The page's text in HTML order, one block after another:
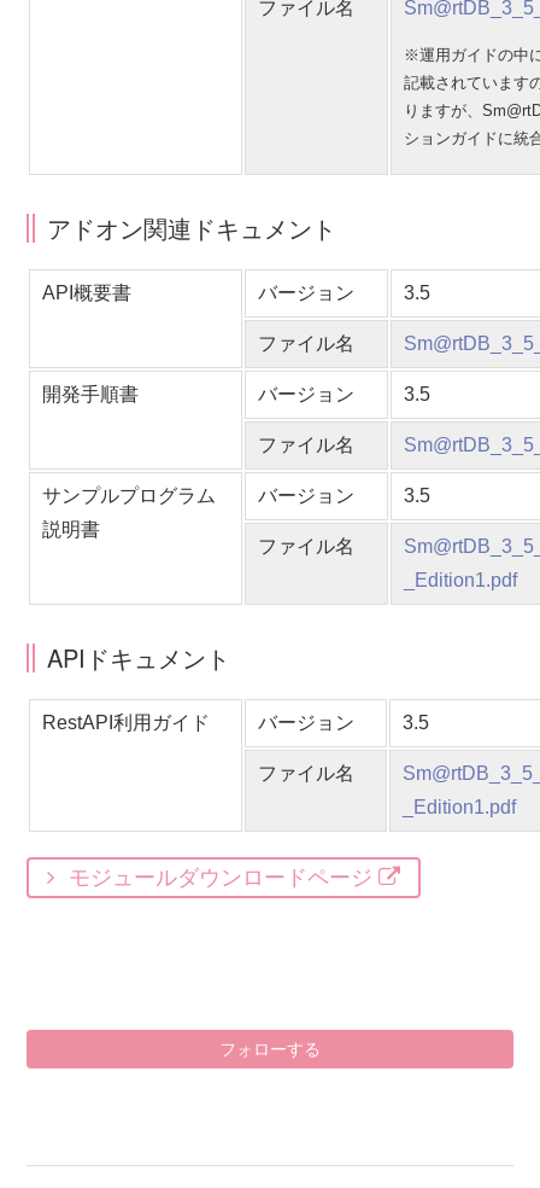
ファイル名
※運用ガイドの中
記載されています
りますが、
ションガイドに統
アドオン関連ドキュメント
API概要書 バージョン 3.5
ファイル名
開発手順書 バージョン 3.5
ファイル名
サンプルプログラム
説明書
バージョン 3.5
ファイル名
_Edition1.pdf
APIドキュメント
RestAPI利用ガイド バージョン 3.5
ファイル名
_Edition1.pdf
モジュールダウンロードページ
フォローする